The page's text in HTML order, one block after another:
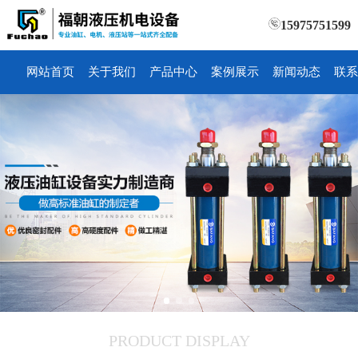
15975751599
网站首页 关于我们 产品中心 案例展示 新闻动态 联
PRODUCT DISPLAY